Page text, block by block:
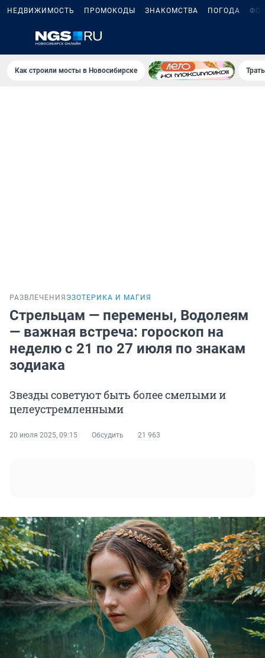
НЕДВИЖИМОСТЬ ПРОМОКОДЫ ЗНАКОМСТВА ПОГОДА
Как строили мосты в Новосибирске
РАЗВЛЕЧЕНИЯ ЭЗОТЕРИКА И МАГИЯ
Стрельцам — перемены, Водолеям
— важная встреча: гороскоп на
неделю с 21 по 27 июля по знакам
зодиака
Звезды советуют быть более смелыми и
целеустремленными
20 июля 2025, 09:15 Обсудить 21 963